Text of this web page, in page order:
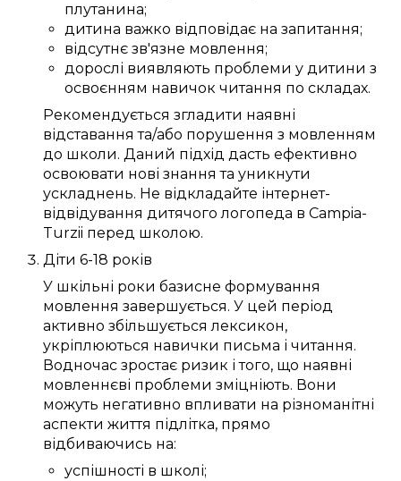
плутанина;
дитина важко відповідає на запитання;
відсутнє зв'язне мовлення;
дорослі виявляють проблеми у дитини з
освоєнням навичок читання по складах.
Рекомендується згладити наявні
відставання та/або порушення з мовленням
до школи. Даний підхід дасть ефективно
освоювати нові знання та уникнути
ускладнень. Не відкладайте інтернет-
відвідування дитячого логопеда в Campia-
Turzii перед школою.
Діти 6-18 років
У шкільні роки базисне формування
мовлення завершується. У цей період
активно збільшується лексикон,
укріплюються навички письма і читання.
Водночас зростає ризик і того, що наявні
мовленнєві проблеми зміцніють. Вони
можуть негативно впливати на різноманітні
аспекти життя підлітка, прямо
відбиваючись на:
успішності в школі;